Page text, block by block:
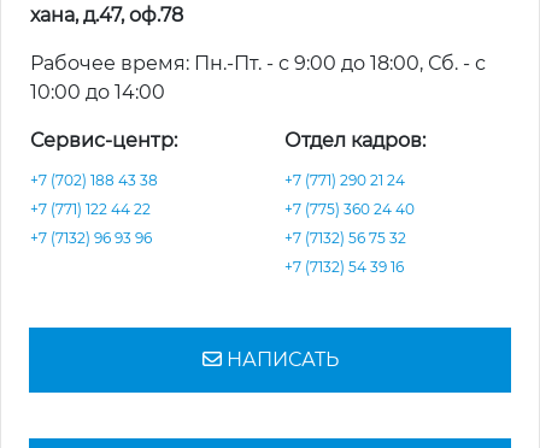
хана, д.47, оф.78
Рабочее время: Пн.-Пт. - с 9:00 до 18:00, Сб. - с
10:00 до 14:00
Сервис-центр:
+7 (702) 188 43 38
+7 (771) 122 44 22
+7 (7132) 96 93 96
Отдел кадров:
+7 (771) 290 21 24
+7 (775) 360 24 40
+7 (7132) 56 75 32
+7 (7132) 54 39 16
НАПИСАТЬ